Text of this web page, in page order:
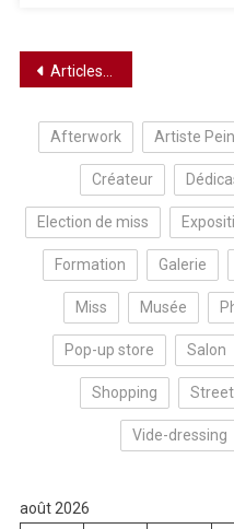
Navigation
des
articles
Articles plus anciens
Afterwork Artiste
Créateur
Election de miss
Formation Galerie
Miss Musée
Pop-up store Salon
Shopping
Vide-dressing
août 2026